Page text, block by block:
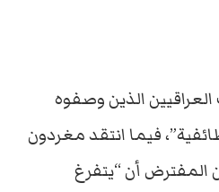
الذين وصفوه
فيما انتقد مغردون
أن “يتفرغ